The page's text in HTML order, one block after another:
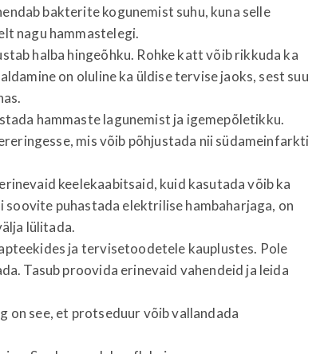
bakterite kogunemist suhu, kuna selle
nagu hammastelegi.
halba hingeõhku. Rohke katt võib rikkuda ka
on oluline ka üldise tervise jaoks, sest suu
hammaste lagunemist ja igemepõletikku.
mis võib põhjustada nii südameinfarkti
keelekaabitsaid, kuid kasutada võib ka
puhastada elektrilise hambaharjaga, on
lülitada.
ja tervisetoodetele kauplustes. Pole
Tasub proovida erinevaid vahendeid ja leida
on see, et protseduur võib vallandada